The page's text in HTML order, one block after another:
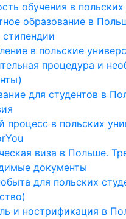
обучения в польских
образование в
стипендии
в польские
процедура и
для студентов в
процесс в польских
виза в Польше.
документы
для польских
и нострификация в